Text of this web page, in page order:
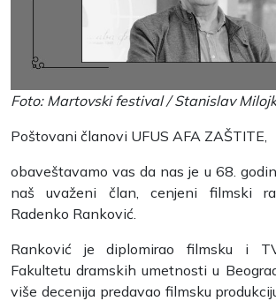
Foto: Martovski festival / Stanislav
Poštovani članovi UFUS AFA ZAŠTITE,
obaveštavamo vas da nas je u 68.
naš uvaženi član, cenjeni filmski
Radenko Ranković.
Ranković je diplomirao filmsku i
Fakultetu dramskih umetnosti u
više decenija predavao filmsku